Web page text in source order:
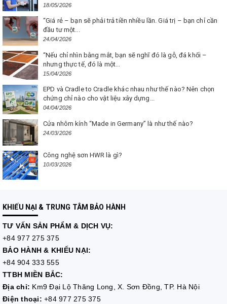
18/05/2026
“Giá rẻ – bạn sẽ phải trả tiền nhiều lần. Giá trị – bạn chỉ cần
đầu tư một...
24/04/2026
“Nếu chỉ nhìn bằng mắt, bạn sẽ nghĩ đó là gỗ, đá khối –
nhưng thực tế, đó là một...
15/04/2026
EPD và Cradle to Cradle khác nhau như thế nào? Nên chọn
chứng chỉ nào cho vật liệu xây dựng...
04/04/2026
Cửa nhôm kính “Made in Germany” là như thế nào?
24/03/2026
Công nghệ sơn HWR là gì?
10/03/2026
KHIẾU NẠI & TRUNG TÂM BẢO HÀNH
TƯ VẤN SẢN PHẨM & DỊCH VỤ:
+84 977 275 375
BẢO HÀNH & KHIẾU NẠI:
+84 904 333 555
TTBH MIỀN BẮC:
Địa chỉ: Km9 Đại Lộ Thăng Long, X. Sơn Đồng, TP. Hà Nội
Điện thoại: +84 977 275 375